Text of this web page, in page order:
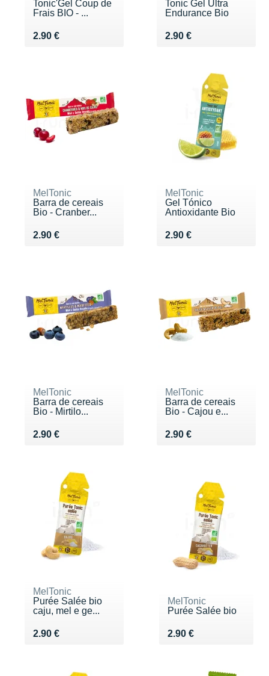
Tonic'Gel Coup de
Frais BIO - ...
2.90 €
Vendu 2.90 €
Tonic Gel Ultra
Endurance Bio
2.90 €
Vendu 2.90 €
MelTonic
Barra de cereais
Bio - Cranber...
2.90 €
Vendu 2.90 €
MelTonic
Gel Tónico
Antioxidante Bio
2.90 €
Vendu 2.90 €
MelTonic
Barra de cereais
Bio - Mirtilo...
2.90 €
Vendu 2.90 €
MelTonic
Barra de cereais
Bio - Cajou e...
2.90 €
Vendu 2.90 €
MelTonic
Purée Salée bio
caju, mel e ge...
2.90 €
Vendu 2.90 €
MelTonic
Purée Salée bio
2.90 €
Vendu 2.90 €